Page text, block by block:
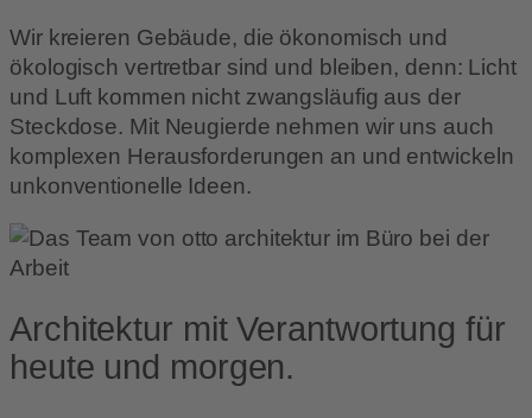
Wir kreieren Gebäude, die ökonomisch und
ökologisch vertretbar sind und bleiben, denn: Licht
und Luft kommen nicht zwangsläufig aus der
Steckdose. Mit Neugierde nehmen wir uns auch
komplexen Herausforderungen an und entwickeln
unkonventionelle Ideen.
Architektur mit Verantwortung für
heute und morgen.